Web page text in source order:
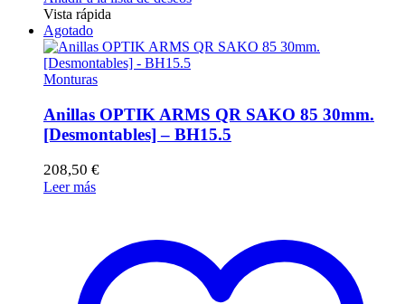
Vista rápida
Agotado
Monturas
Anillas OPTIK ARMS QR SAKO 85 30mm.
[Desmontables] – BH15.5
208,50 €
Leer más